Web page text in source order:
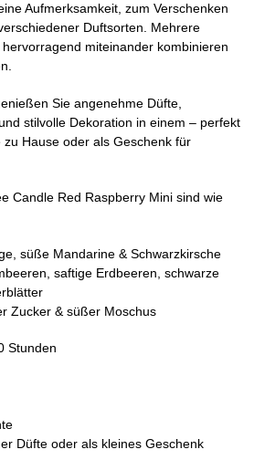
Aufmerksamkeit, zum Verschenken
Duftsorten. Mehrere
miteinander kombinieren
Sie angenehme Düfte,
stilvolle Dekoration in einem – perfekt
Hause oder als Geschenk für
Candle Red Raspberry Mini sind wie
süße Mandarine & Schwarzkirsche
saftige Erdbeeren, schwarze
Zucker & süßer Moschus
Stunden
Düfte oder als kleines Geschenk